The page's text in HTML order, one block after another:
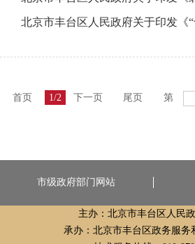
首页 1/2 下一页 尾页 第
市级政府部门网站
主办：北京市丰台区人民
承办：北京市丰台区政务服务